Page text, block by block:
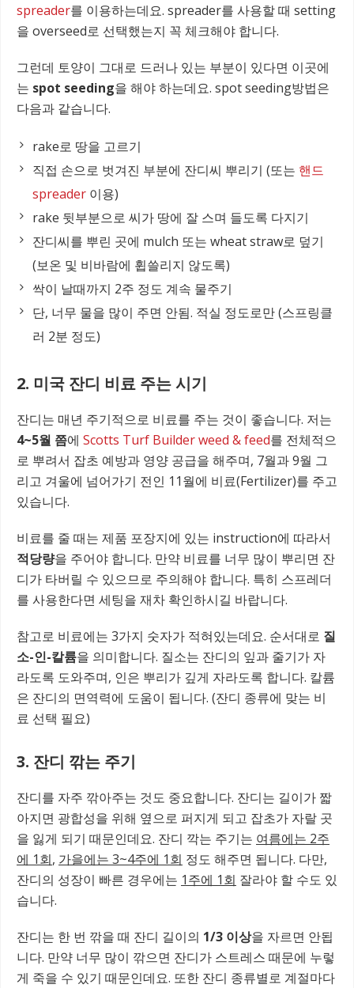
spreader를 이용하는데요. spreader를 사용할 때 setting
을 overseed로 선택했는지 꼭 체크해야 합니다.
그런데 토양이 그대로 드러나 있는 부분이 있다면 이곳에
는 spot seeding을 해야 하는데요. spot seeding방법은
다음과 같습니다.
rake로 땅을 고르기
직접 손으로 벗겨진 부분에 잔디씨 뿌리기 (또는 핸드
spreader 이용)
rake 뒷부분으로 씨가 땅에 잘 스며 들도록 다지기
잔디씨를 뿌린 곳에 mulch 또는 wheat straw로 덮기
(보온 및 비바람에 휩쓸리지 않도록)
싹이 날때까지 2주 정도 계속 물주기
단, 너무 물을 많이 주면 안됨. 적실 정도로만 (스프링클
러 2분 정도)
2. 미국 잔디 비료 주는 시기
잔디는 매년 주기적으로 비료를 주는 것이 좋습니다. 저는
4~5월 쯤에 Scotts Turf Builder weed & feed를 전체적으
로 뿌려서 잡초 예방과 영양 공급을 해주며, 7월과 9월 그
리고 겨울에 넘어가기 전인 11월에 비료(Fertilizer)를 주고
있습니다.
비료를 줄 때는 제품 포장지에 있는 instruction에 따라서
적당량을 주어야 합니다. 만약 비료를 너무 많이 뿌리면 잔
디가 타버릴 수 있으므로 주의해야 합니다. 특히 스프레더
를 사용한다면 세팅을 재차 확인하시길 바랍니다.
참고로 비료에는 3가지 숫자가 적혀있는데요. 순서대로 질
소-인-칼륨을 의미합니다. 질소는 잔디의 잎과 줄기가 자
라도록 도와주며, 인은 뿌리가 깊게 자라도록 합니다. 칼륨
은 잔디의 면역력에 도움이 됩니다. (잔디 종류에 맞는 비
료 선택 필요)
3. 잔디 깎는 주기
잔디를 자주 깎아주는 것도 중요합니다. 잔디는 길이가 짧
아지면 광합성을 위해 옆으로 퍼지게 되고 잡초가 자랄 곳
을 잃게 되기 때문인데요. 잔디 깍는 주기는 여름에는 2주
에 1회, 가을에는 3~4주에 1회 정도 해주면 됩니다. 다만,
잔디의 성장이 빠른 경우에는 1주에 1회 잘라야 할 수도 있
습니다.
잔디는 한 번 깎을 때 잔디 길이의 1/3 이상을 자르면 안됩
니다. 만약 너무 많이 깎으면 잔디가 스트레스 때문에 누렇
게 죽을 수 있기 때문인데요. 또한 잔디 종류별로 계절마다